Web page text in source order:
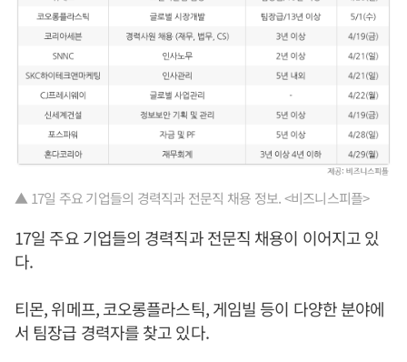
▲ 17일 주요 기업들의 경력직과 전문직 채용 정보. <비즈니스피플>
17일 주요 기업들의 경력직과 전문직 채용이 이어지고 있
다.
티몬, 위메프, 코오롱플라스틱, 게임빌 등이 다양한 분야에
서 팀장급 경력자를 찾고 있다.